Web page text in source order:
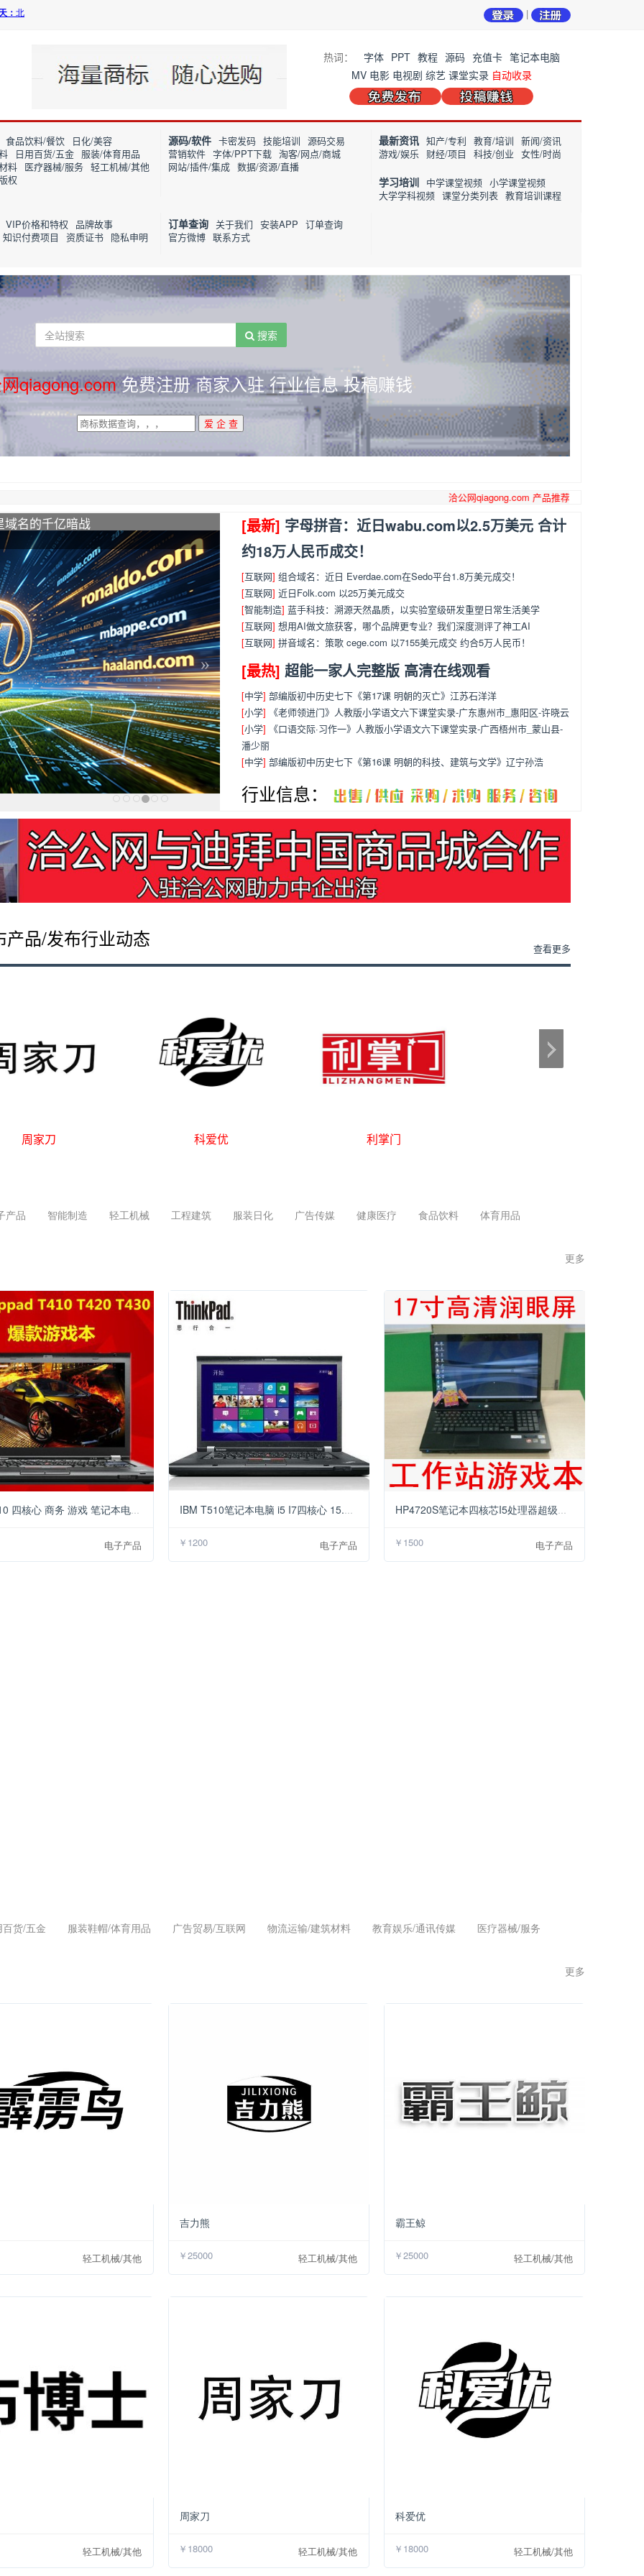
|
热词： 字体 PPT 教程 源码 充值卡 笔记本电脑
MV 电影 电视剧 综艺 课堂实录 自动收录
食品饮料/餐饮
日化/美容
日用百货/五金
服装/体育用品
料
医疗器械/服务 轻工机械/其他
权
源码/软件 卡密发码 技能培训 源码交易
营销软件 字体/PPT下载 淘客/网点/商城
网站/插件/集成 数据/资源/直播
最新资讯 知产/专利 教育/培训 新闻/资讯
游戏/娱乐
财经/项目 科技/创业 女性/时尚
学习培训 中学课堂视频 小学课堂视频
大学学科视频 课堂分类列表 教育培训课程
VIP价格和特权
品牌故事
知识付费项目
资质证书 隐私申明
订单查询 关于我们 安装APP 订单查询
官方微博 联系方式
搜索
qiagong.com免费注册 商家入驻 行业信息 投稿赚钱
洽公网qiagong.com 产品推荐，知产服务，农产品，化工机械，
域名的千亿暗战
推介活动
您的企业和产品
»
[最新] 字母拼音：近日wabu.com以2.5万美元 合计
约18万人民币成交！
[互联网] 组合域名：近日 Everdae.com在Sedo平台1.8万美元成交！
[互联网] 近日Folk.com 以25万美元成交
[智能制造] 蓝手科技：溯源天然晶质，以实验室级研发重塑日常生活美学
[互联网] 想用AI做文旅获客，哪个品牌更专业？我们深度测评了神工AI
[互联网] 拼音域名：策歌 cege.com 以7155美元成交 约合5万人民币！
[最热] 超能一家人完整版 高清在线观看
[中学] 部编版初中历史七下《第17课 明朝的灭亡》江苏石洋洋
[小学]
《老师领进门》人教版小学语文六下课堂实录-广东惠州市_惠阳区-许晓云
[小学]
《口语交际·习作一》人教版小学语文六下课堂实录-广西梧州市_蒙山县-
潘少丽
[中学] 部编版初中历史七下《第16课 明朝的科技、建筑与文学》辽宁孙浩
行业信息：
品/发布行业动态 查看更多
霹雳鸟 吉力熊 霸王鲸